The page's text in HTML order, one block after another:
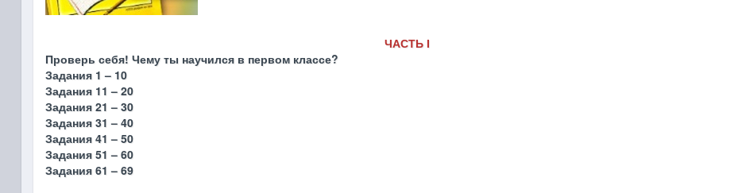
ЧАСТЬ І
Проверь себя! Чему ты научился в первом классе?
Задания 1 – 10
Задания 11 – 20
Задания 21 – 30
Задания 31 – 40
Задания 41 – 50
Задания 51 – 60
Задания 61 – 69